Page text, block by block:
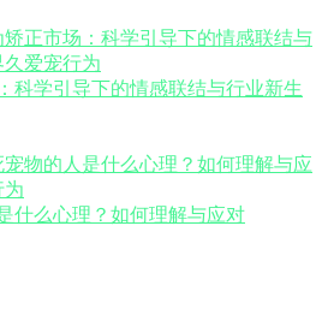
科学引导下的情感联结与行业新生
什么心理？如何理解与应对